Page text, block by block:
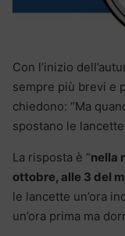
Con l’inizio
sempre più brevi e
chiedono: “Ma
spostano le lancette
La risposta è “nella
ottobre, alle 3 del
le lancette un’ora
un’ora prima ma